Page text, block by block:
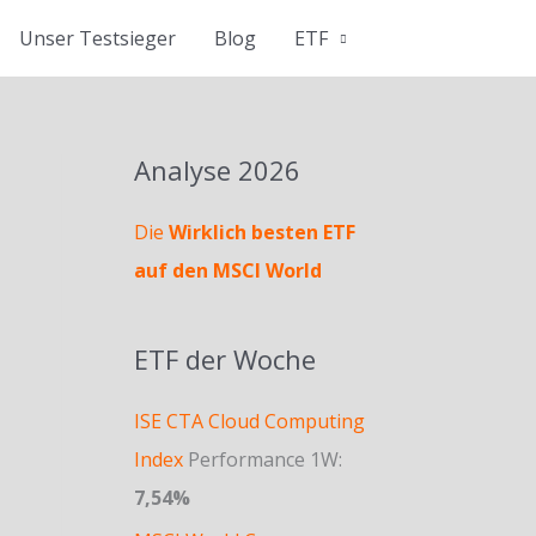
Unser Testsieger Blog ETF
Analyse 2026
Die Wirklich besten ETF
auf den MSCI World
ETF der Woche
ISE CTA Cloud Computing
IndexPerformance 1W:
7,54%